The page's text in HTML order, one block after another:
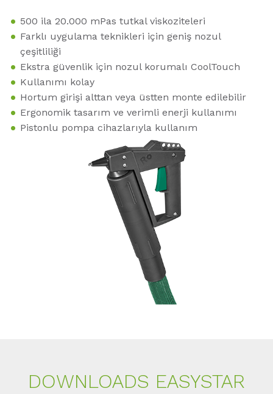
500 ila 20.000 mPas tutkal viskoziteleri
Farklı uygulama teknikleri için geniş nozul
çeşitliliği
Ekstra güvenlik için nozul korumalı CoolTouch
Kullanımı kolay
Hortum girişi alttan veya üstten monte edilebilir
Ergonomik tasarım ve verimli enerji kullanımı
Pistonlu pompa cihazlarıyla kullanım
DOWNLOADS EASYSTAR